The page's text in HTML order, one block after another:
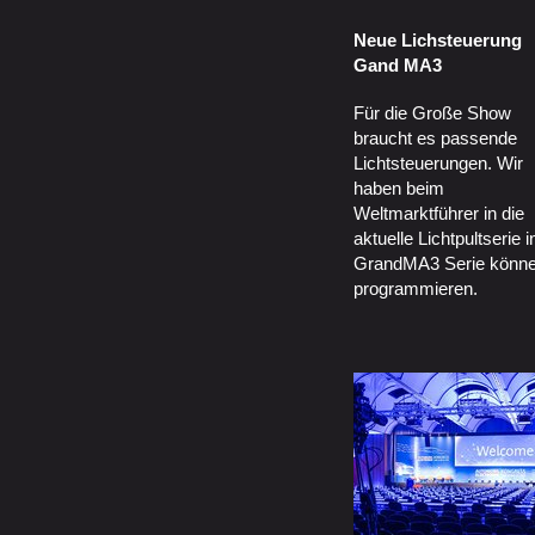
Neue Lichsteuerung
Gand MA3
Für die Große Show
braucht es passende
Lichtsteuerungen. Wir
haben beim
Weltmarktführer in die
aktuelle Lichtpultserie
GrandMA3 Serie
programmieren.